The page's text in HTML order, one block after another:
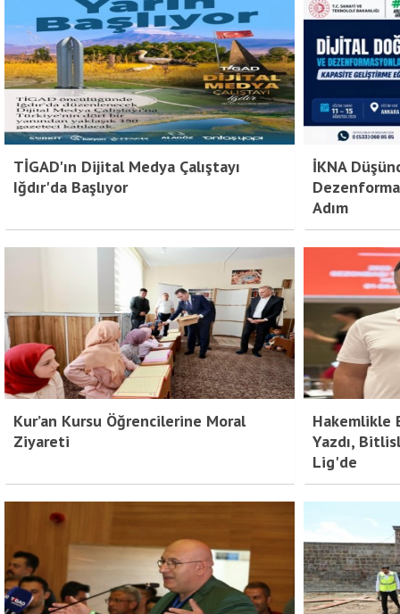
TİGAD'ın Dijital Medya Çalıştayı
Iğdır'da Başlıyor
İKNA
Adım
Kur’an Kursu Öğrencilerine Moral
Ziyareti
Hakemlikle
Yazdı,
Lig'de